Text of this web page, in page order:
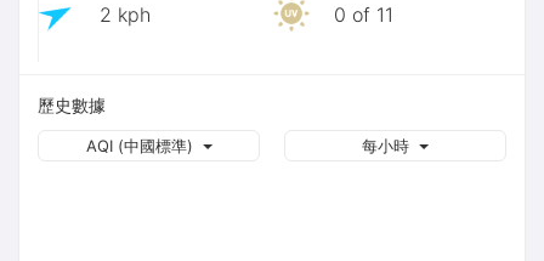
2 kph 0 of 11
歷史數據
每小時
AQI (中國標準)